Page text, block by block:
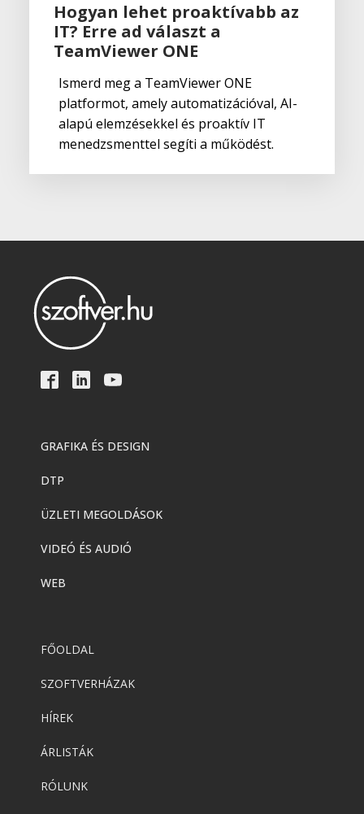
Hogyan lehet proaktívabb az
IT? Erre ad választ a
TeamViewer ONE
Ismerd meg a TeamViewer ONE
platformot, amely automatizációval, AI-
alapú elemzésekkel és proaktív IT
menedzsmenttel segíti a működést.
GRAFIKA ÉS DESIGN
DTP
ÜZLETI MEGOLDÁSOK
VIDEÓ ÉS AUDIÓ
WEB
FŐOLDAL
SZOFTVERHÁZAK
HÍREK
ÁRLISTÁK
RÓLUNK